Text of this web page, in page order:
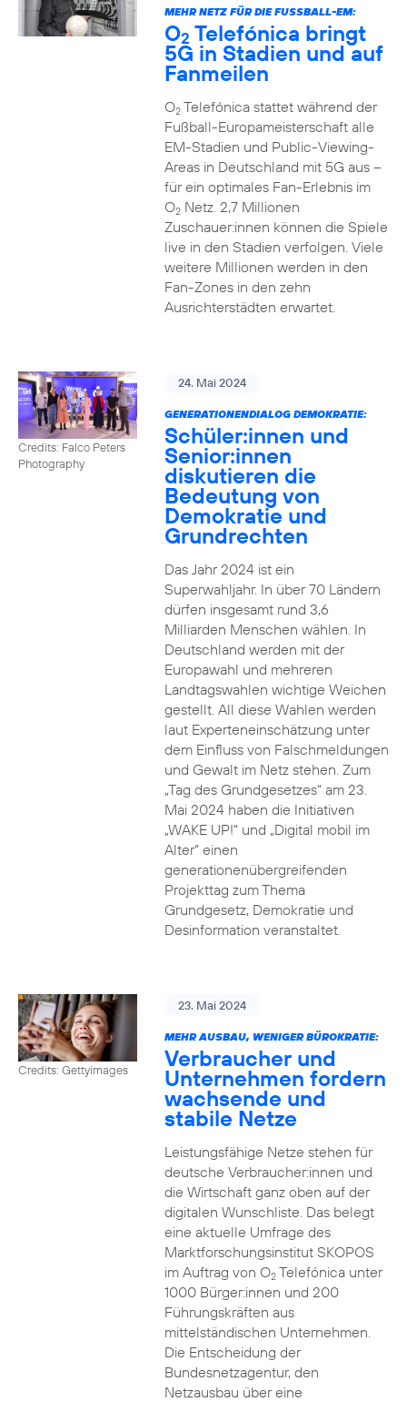
MEHR NETZ FÜR DIE FUSSBALL-EM:
O2 Telefónica bringt
5G in Stadien und auf
Fanmeilen
O2Telefónica stattet während der
Fußball-Europameisterschaft alle
EM-Stadien und Public-Viewing-
Areas in Deutschland mit 5G aus –
für ein optimales Fan-Erlebnis im
O2Netz. 2,7 Millionen
Zuschauer:innen können die Spiele
live in den Stadien verfolgen. Viele
weitere Millionen werden in den
Fan-Zones in den zehn
Ausrichterstädten erwartet.
Credits: Falco Peters
Photography
24. Mai 2024
GENERATIONENDIALOG DEMOKRATIE:
Schüler:innen und
Senior:innen
diskutieren die
Bedeutung von
Demokratie und
Grundrechten
Das Jahr 2024 ist ein
Superwahljahr. In über 70 Ländern
dürfen insgesamt rund 3,6
Milliarden Menschen wählen. In
Deutschland werden mit der
Europawahl und mehreren
Landtagswahlen wichtige Weichen
gestellt. All diese Wahlen werden
laut Experteneinschätzung unter
dem Einfluss von Falschmeldungen
und Gewalt im Netz stehen. Zum
„Tag des Grundgesetzes“ am 23.
Mai 2024 haben die Initiativen
„WAKE UP!“ und „Digital mobil im
Alter“ einen
generationenübergreifenden
Projekttag zum Thema
Grundgesetz, Demokratie und
Desinformation veranstaltet.
Credits: Gettyimages
23. Mai 2024
MEHR AUSBAU, WENIGER BÜROKRATIE:
Verbraucher und
Unternehmen fordern
wachsende und
stabile Netze
Leistungsfähige Netze stehen für
deutsche Verbraucher:innen und
die Wirtschaft ganz oben auf der
digitalen Wunschliste. Das belegt
eine aktuelle Umfrage des
Marktforschungsinstitut SKOPOS
im Auftrag von O2Telefónica unter
1000 Bürger:innen und 200
Führungskräften aus
mittelständischen Unternehmen.
Die Entscheidung der
Bundesnetzagentur, den
Netzausbau über eine